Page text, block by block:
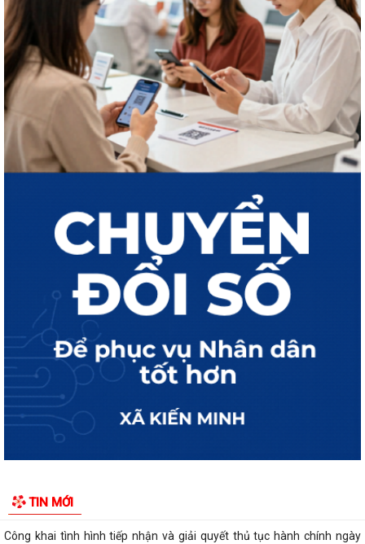
TIN MỚI
THÔNG BÁO Công khai kết quả giải quyết thủ tục hành chính tháng 7
năm 2026
Công khai tình hình tiếp nhận và giải quyết thủ tục hành chính ngày
30/7/2026
Công khai tình hình tiếp nhận và giải quyết thủ tục hành chính ngày
31/7/2026
Công khai tình hình tiếp nhận và giải quyết thủ tục hành chính ngày
24/7/2026
Công khai tình hình tiếp nhận và giải quyết thủ tục hành chính ngày